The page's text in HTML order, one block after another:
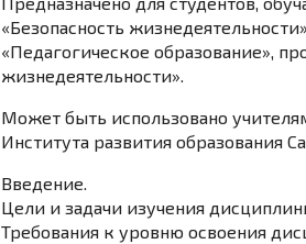
«Безопасность
«Педагогическое образование»,
жизнедеятельности».
Может быть использовано
Института развития образования
Введение.
Цели и задачи изучения
Требования к уровню освоения